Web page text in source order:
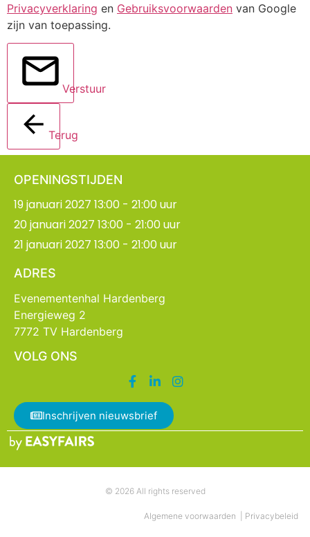
Privacyverklaring en Gebruiksvoorwaarden van Google
zijn van toepassing.
Verstuur
Terug
OPENINGSTIJDEN
19 januari 2027 13:00 - 21:00 uur
20 januari 2027 13:00 - 21:00 uur
21 januari 2027 13:00 - 21:00 uur
ADRES
Evenementenhal Hardenberg
Energieweg 2
7772 TV Hardenberg
VOLG ONS
Inschrijven nieuwsbrief
© 2026 All rights reserved
Algemene voorwaarden Privacybeleid